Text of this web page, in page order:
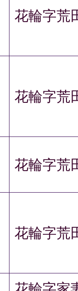
花輪字荒
花輪字荒
花輪字荒
花輪字荒